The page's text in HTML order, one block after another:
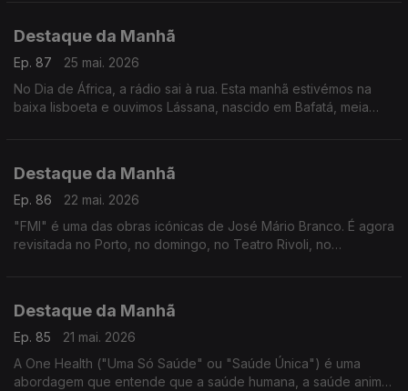
Destaque da Manhã
Ep. 87
25 mai. 2026
No Dia de África, a rádio sai à rua. Esta manhã estivémos na
baixa lisboeta e ouvimos Lássana, nascido em Bafatá, meia
Destaque da Manhã
Ep. 86
22 mai. 2026
"FMI" é uma das obras icónicas de José Mário Branco. É agora
revisitada no Porto, no domingo, no Teatro Rivoli, no
Destaque da Manhã
Ep. 85
21 mai. 2026
A One Health ("Uma Só Saúde" ou "Saúde Única") é uma
abordagem que entende que a saúde humana, a saúde animal